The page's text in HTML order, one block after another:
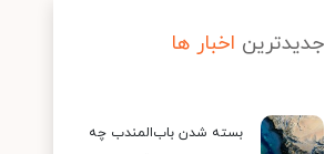
جدیدترین اخبار ها
بسته شدن باب‌المندب چه